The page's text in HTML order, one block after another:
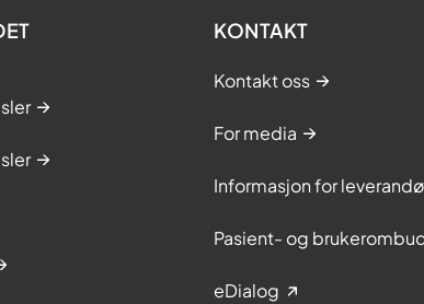
KONTAKT
Kontakt oss
For media
Informasjon for
Pasient- og
eDialog